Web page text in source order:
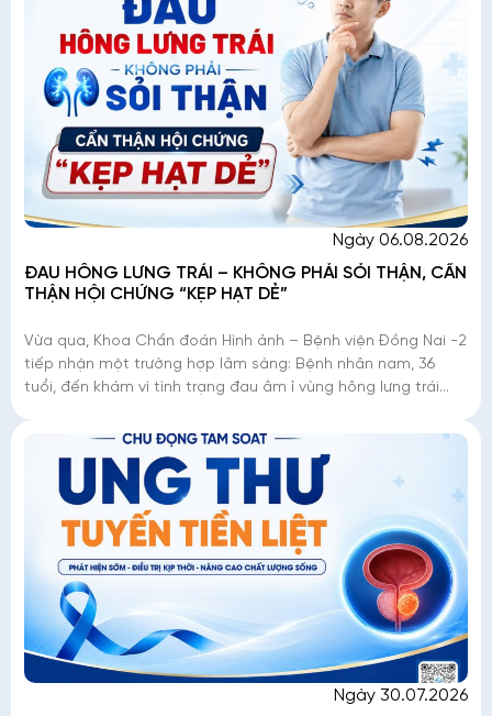
Ngày 06.08.2026
ĐAU HÔNG LƯNG TRÁI – KHÔNG PHẢI SỎI THẬN, CẨN
THẬN HỘI CHỨNG “KẸP HẠT DẺ”
Vừa qua, Khoa Chẩn đoán Hình ảnh – Bệnh viện Đồng Nai -2
tiếp nhận một trường hợp lâm sàng: Bệnh nhân nam, 36
tuổi, đến khám vì tình trạng đau âm ỉ vùng hông lưng trái
Ngày 30.07.2026